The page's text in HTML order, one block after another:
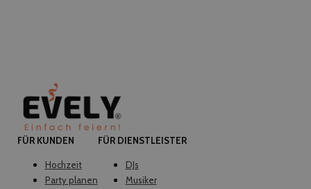
FÜR KUNDEN
Hochzeit
Party planen
FÜR DIENSTLEISTER
DJs
Musiker